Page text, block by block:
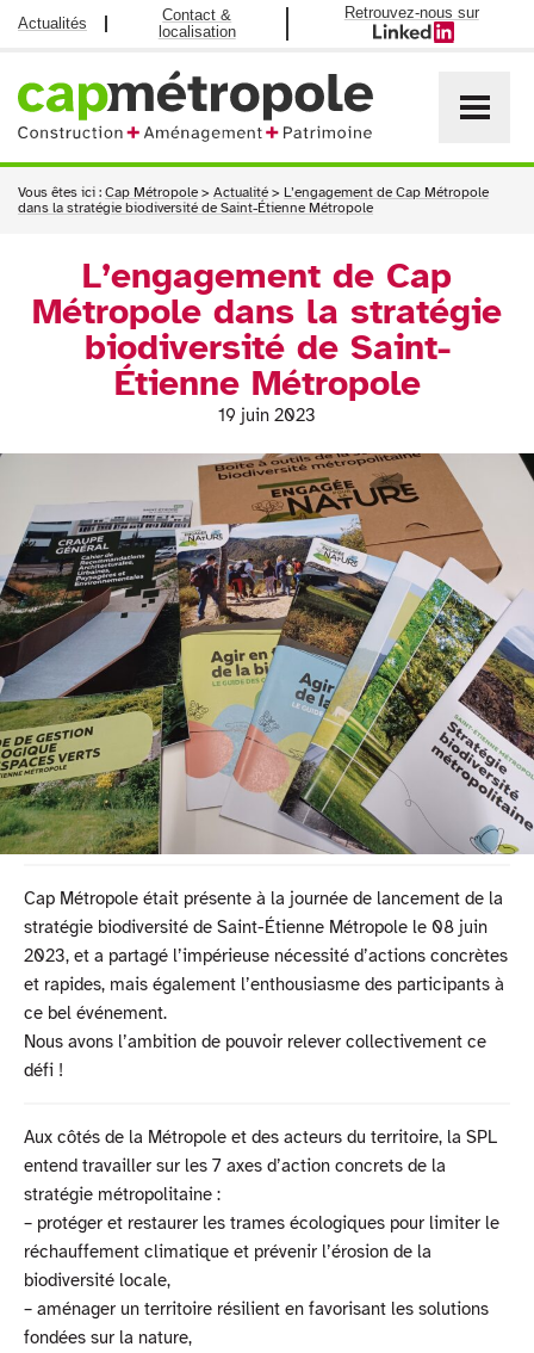
Actualités
Contact &
localisation
Retrouvez-nous sur
Vous êtes ici : Cap Métropole > Actualité > L’engagement de Cap Métropole
dans la stratégie biodiversité de Saint-Étienne Métropole
L’engagement de Cap
Métropole dans la stratégie
biodiversité de Saint-
Étienne Métropole
19 juin 2023
Cap Métropole était présente à la journée de lancement de la
stratégie biodiversité de Saint-Étienne Métropole le 08 juin
2023, et a partagé l’impérieuse nécessité d’actions concrètes
et rapides, mais également l’enthousiasme des participants à
ce bel événement.
Nous avons l’ambition de pouvoir relever collectivement ce
défi !
Aux côtés de la Métropole et des acteurs du territoire, la SPL
entend travailler sur les 7 axes d’action concrets de la
stratégie métropolitaine :
– protéger et restaurer les trames écologiques pour limiter le
réchauffement climatique et prévenir l’érosion de la
biodiversité locale,
– aménager un territoire résilient en favorisant les solutions
fondées sur la nature,